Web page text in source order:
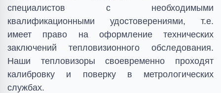
специалистов с необходимыми
квалификационными удостоверениями, т.е.
имеет право на оформление технических
заключений тепловизионного обследования.
Наши тепловизоры своевременно проходят
калибровку и поверку в метрологических
службах.